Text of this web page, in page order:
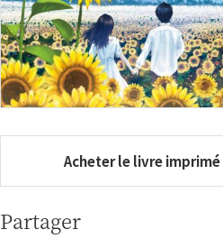
Acheter le livre imprimé
Partager